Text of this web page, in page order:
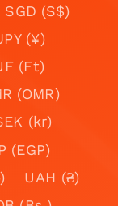
SGD (S$)
(¥)
(Ft)
(OMR)
(kr)
(EGP)
UAH (₴)